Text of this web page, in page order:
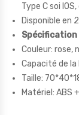
Type C soi
Disponible en
Spécification
Couleur: rose,
Capacité de
Taille:
Matériel: ABS